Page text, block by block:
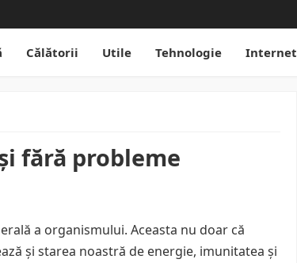
Călătorii Utile Tehnologie Internet
fără probleme
a organismului. Aceasta nu doar că
și starea noastră de energie, imunitatea și